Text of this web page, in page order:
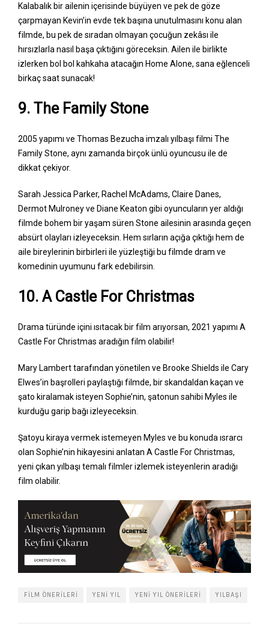
Kalabalık bir ailenin içerisinde büyüyen ve pek de göze
çarpmayan Kevin’in evde tek başına unutulmasını konu alan
filmde, bu pek de sıradan olmayan çocuğun zekâsı ile
hırsızlarla nasıl başa çıktığını göreceksin. Ailen ile birlikte
izlerken bol bol kahkaha atacağın Home Alone, sana eğlenceli
birkaç saat sunacak!
9. The Family Stone
2005 yapımı ve Thomas Bezucha imzalı yılbaşı filmi The
Family Stone, aynı zamanda birçok ünlü oyuncusu ile de
dikkat çekiyor.
Sarah Jessica Parker, Rachel McAdams, Claire Danes,
Dermot Mulroney ve Diane Keaton gibi oyuncuların yer aldığı
filmde bohem bir yaşam süren Stone ailesinin arasında geçen
absürt olayları izleyeceksin. Hem sırların açığa çıktığı hem de
aile bireylerinin birbirleri ile yüzleştiği bu filmde dram ve
komedinin uyumunu fark edebilirsin.
10. A Castle For Christmas
Drama türünde içini ısıtacak bir film arıyorsan, 2021 yapımı A
Castle For Christmas aradığın film olabilir!
Mary Lambert tarafından yönetilen ve Brooke Shields ile Cary
Elwes’in başrolleri paylaştığı filmde, bir skandaldan kaçan ve
şato kiralamak isteyen Sophie’nin, şatonun sahibi Myles ile
kurduğu garip bağı izleyeceksin.
Şatoyu kiraya vermek istemeyen Myles ve bu konuda ısrarcı
olan Sophie’nin hikayesini anlatan A Castle For Christmas,
yeni çıkan yılbaşı temalı filmler izlemek isteyenlerin aradığı
film olabilir.
FILM ÖNERILERI YENI YIL YENI YIL ÖNERILERI YILBAŞI